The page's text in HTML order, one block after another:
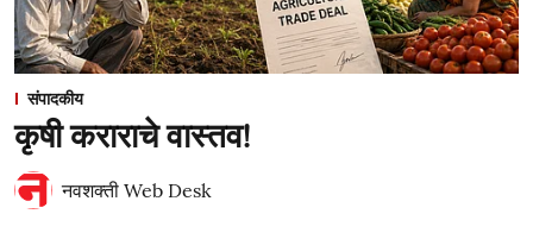
संपादकीय
कृषी कराराचे वास्तव!
नवशक्ती Web Desk